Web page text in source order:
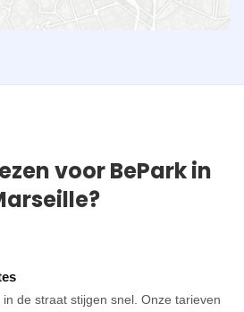
voor BePark in
de straat stijgen snel. Onze tarieven